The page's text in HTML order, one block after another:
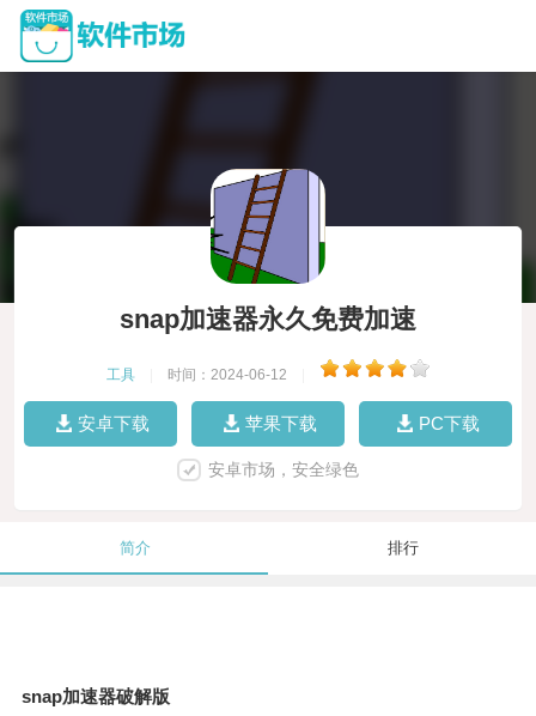
snap加速器永久免费加速
工具 时间：2024-06-12
安卓下载 苹果下载 PC下载
安卓市场，安全绿色
简介 排行
snap加速器破解版